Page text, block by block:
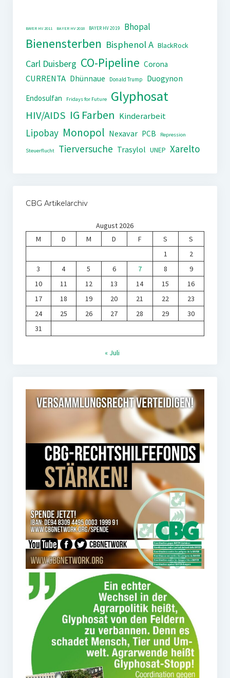
BAYER HV 2011 BAYER HV 2018 BAYER HV 2019 Bhopal
Bienensterben Bisphenol A BlackRock
Carl Duisberg CO-Pipeline Corona
CURRENTA Dhünnaue Donald Trump
Duogynon
Endosulfan
Fridays for Future Glyphosat
HIV/AIDS IG Farben Kinderarbeit
Lipobay Monopol Nexavar PCB Repression
Steuerflucht Tierversuche Trasylol UNEP Xarelto
CBG Artikelarchiv
August 2026
M
D M D F S
S
1
2
3
4 5 6 7 8
9
10
11 12 13 14 15
16
17
18 19 20 21 22
23
24
25 26 27 28 29
30
31
« Juli